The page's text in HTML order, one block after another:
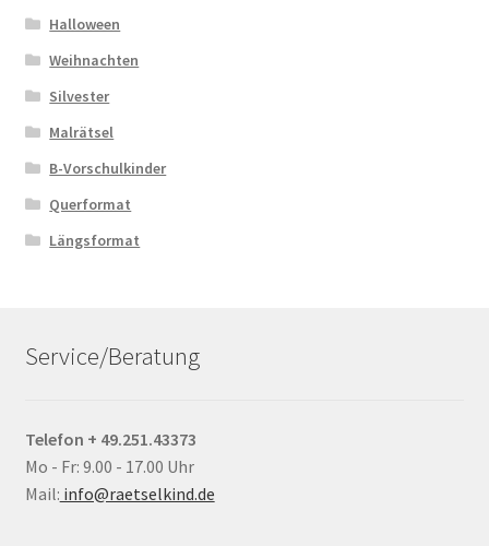
Halloween
Weihnachten
Silvester
Malrätsel
B-Vorschulkinder
Querformat
Längsformat
Service/Beratung
Telefon + 49.251.43373
Mo - Fr: 9.00 - 17.00 Uhr
Mail: info@raetselkind.de